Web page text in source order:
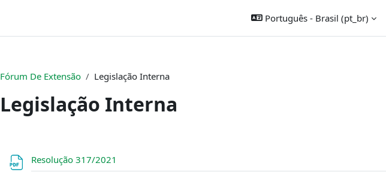
Português - Brasil ‎(pt_br)‎
Fórum De Extensão Legislação Interna
Legislação Interna
Resolução 317/2021